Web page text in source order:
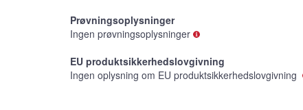
Prøvningsoplysninger
Ingen prøvningsoplysninger
EU produktsikkerhedslovgivning
Ingen oplysning om EU produktsikkerhedslovgivning